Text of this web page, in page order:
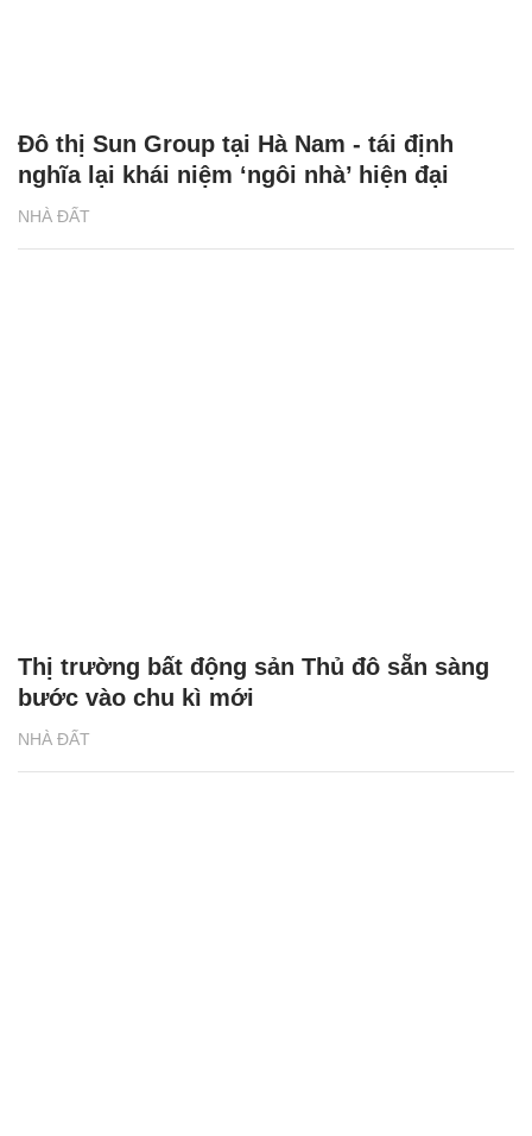
NHÀ ĐẤT
Đô thị Sun Group tại Hà Nam - tái định
nghĩa lại khái niệm ‘ngôi nhà’ hiện đại
NHÀ ĐẤT
Thị trường bất động sản Thủ đô sẵn sàng
bước vào chu kì mới